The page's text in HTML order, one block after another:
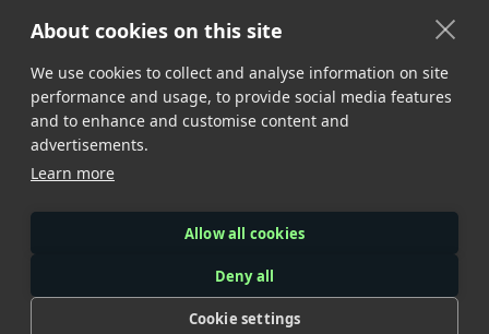
About cookies on this site
We use cookies to collect and analyse information on site
performance and usage, to provide social media features
and to enhance and customise content and
advertisements.
Learn more
Allow all cookies
Deny all
Cookie settings